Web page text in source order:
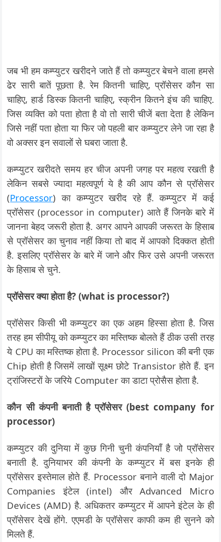
जब भी हम कम्प्युटर खरीदने जाते हैं तो कम्प्युटर बेचने वाला हमसे
ढेर सारी बातें पूछता है. रेम कितनी चाहिए, प्रॉसेसर कौन सा
चाहिए, हार्ड डिस्क कितनी चाहिए, स्क्रीन कितने इंच की चाहिए.
जिस व्यक्ति को पता होता है वो तो सारी चीजें बता देता है लेकिन
जिसे नहीं पता होता या फिर जो पहली बार कम्प्युटर लेने जा रहा है
वो अक्सर इन सवालों से घबरा जाता है.
कम्प्युटर खरीदते समय हर चीज अपनी जगह पर महत्व रखती है
लेकिन सबसे ज्यादा महत्वपूर्ण ये है की आप कौन से प्रॉसेसर
(Processor) का कम्प्युटर खरीद रहे हैं. कम्प्युटर में कई
प्रॉसेसर (processor in computer) आते हैं जिनके बारे में
जानना बेहद जरूरी होता है. अगर आपने आपकी जरूरत के हिसाब
से प्रॉसेसर का चुनाव नहीं किया तो बाद में आपको दिक्कत होती
है. इसलिए प्रॉसेसर के बारे में जाने और फिर उसे अपनी जरूरत
के हिसाब से चुने.
प्रॉसेसर क्या होता है? (what is processor?)
प्रॉसेसर किसी भी कम्प्युटर का एक अहम हिस्सा होता है. जिस
तरह हम सीपीयू को कम्प्युटर का मस्तिष्क बोलते हैं ठीक उसी तरह
ये CPU का मस्तिष्क होता है. Processor silicon की बनी एक
Chip होती है जिसमें लाखों सूक्ष्म छोटे Transistor होते हैं. इन
ट्रांजिस्टरों के जरिये Computer का डाटा प्रोसैस होता है.
कौन सी कंपनी बनाती है प्रॉसेसर (best company for
processor)
कम्प्युटर की दुनिया में कुछ गिनी चुनी कंपनियाँ है जो प्रॉसेसर
बनाती है. दुनियाभर की कंपनी के कम्प्युटर में बस इनके ही
प्रॉसेसर इस्तेमाल होते हैं. Processor बनाने वाली दो Major
Companies इंटेल (intel) और Advanced Micro
Devices (AMD) है. अधिकतर कम्प्युटर में आपने इंटेल के ही
प्रॉसेसर देखें होंगे. एएमडी के प्रॉसेसर काफी कम ही सुनने को
मिलते हैं.